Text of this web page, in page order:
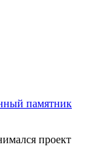
памятник
проект